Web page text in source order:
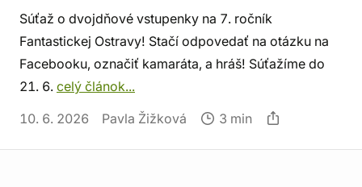
Súťaž o dvojdňové vstupenky na 7. ročník
Fantastickej Ostravy! Stačí odpovedať na otázku na
Facebooku, označiť kamaráta, a hráš! Súťažíme do
21. 6. celý článok...
10. 6. 2026
Pavla Žižková 3 min